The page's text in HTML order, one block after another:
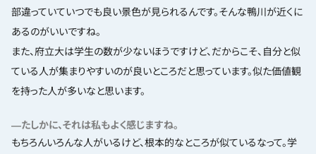
部違っていていつでも良い景色が見られるんです。そんな鴨川が近くに
あるのがいいですね。
また、府立大は学生の数が少ないほうですけど、だからこそ、自分と似
ている人が集まりやすいのが良いところだと思っています。似た価値観
を持った人が多いなと思います。
―たしかに、それは私もよく感じますね。
もちろんいろんな人がいるけど、根本的なところが似ているなって。学